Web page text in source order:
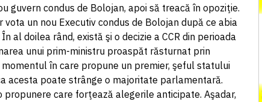
guvern condus de Bolojan, apoi să treacă în opoziţie.
vota un nou Executiv condus de Bolojan după ce abia
al doilea rând, există şi o decizie a CCR din perioada
unui prim-ministru proaspăt răsturnat prin
în care propune un premier, şeful statului
acesta poate strânge o majoritate parlamentară.
propunere care forţează alegerile anticipate. Aşadar,